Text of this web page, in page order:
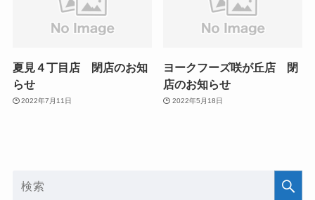
夏見４丁目店 閉店のお知
らせ
2022年7月11日
ヨークフーズ咲が丘店 閉
店のお知らせ
2022年5月18日